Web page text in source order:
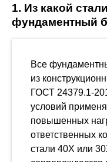
1. Из какой
фундаментный
Все
из
ГОСТ 24379.1-
условий
повышенных
ответственных
стали 40Х или